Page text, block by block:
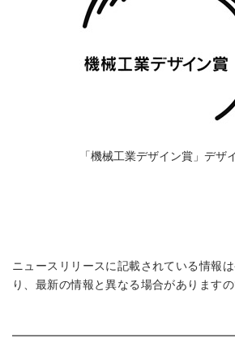
「機械工業デザイン賞」デザ
ニュースリリースに記載されている情報
り、最新の情報と異なる場合がありますの